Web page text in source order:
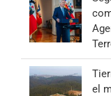
el